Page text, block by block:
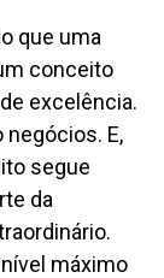
que uma
conceito
excelência.
negócios. E,
segue
da
máximo